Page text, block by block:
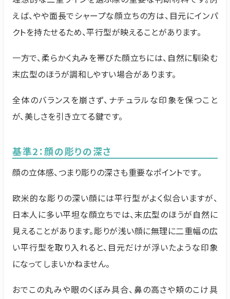
えば、やや面長でシャープな顔立ちの方は、目元にインパ
クトを持たせるため、平行型が映えることがあります。
一方で、柔らかく丸みを帯びた顔立ちには、自然に馴染む
末広型のほうが調和しやすい場合があります。
全体のバランスを崩さず、ナチュラルな印象を保つこと
が、美しさを引き立てる鍵です。
基準2：顔の彫りの深さ
顔の立体感、つまり彫りの深さも重要なポイントです。
欧米的な彫りの深い顔には平行型がよく似合いますが、
日本人に多い平坦な顔立ちでは、末広型のほうが自然に
見えることがあります。彫りが浅い顔に無理に二重幅の広
い平行型を取り入れると、目元だけが浮いたような印象
になってしまいかねません。
おでこの丸みや眼のくぼみ具合、鼻の高さや頬のこけ具